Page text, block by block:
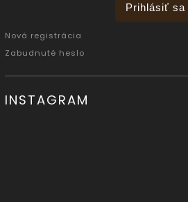
Prihlásiť sa
Nová registrácia
Zabudnuté heslo
INSTAGRAM